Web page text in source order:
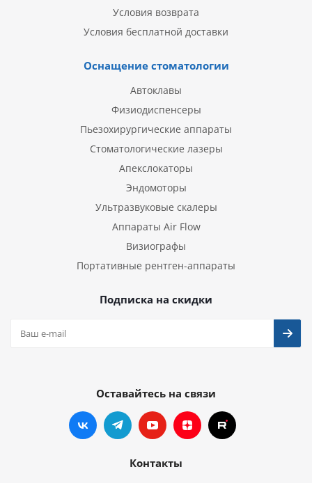
Условия возврата
Условия бесплатной доставки
Оснащение стоматологии
Автоклавы
Физиодиспенсеры
Пьезохирургические аппараты
Стоматологические лазеры
Апекслокаторы
Эндомоторы
Ультразвуковые скалеры
Аппараты Air Flow
Визиографы
Портативные рентген-аппараты
Подписка на скидки
Оставайтесь на связи
Контакты